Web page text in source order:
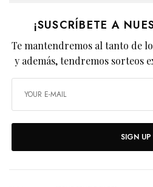
¡SUSCRÍBETE A
Te mantendremos al tanto de
y además, tendremos sorteos
SIGN UP